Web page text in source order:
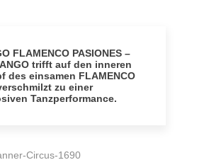
FLAMENCO PASIONES –
trifft auf den inneren
des einsamen FLAMENCO
zu einer
Tanzperformance.